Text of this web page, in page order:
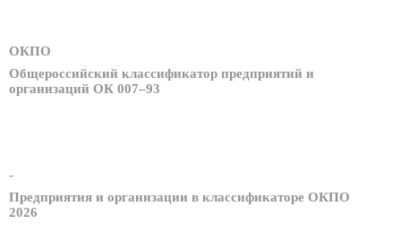
ОКПО
Общероссийский классификатор предприятий и
организаций ОК 007–93
-
Предприятия и организации в классификаторе ОКПО
2026